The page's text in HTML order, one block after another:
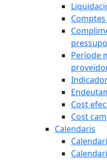
Període
Cost
Cost
Calendaris